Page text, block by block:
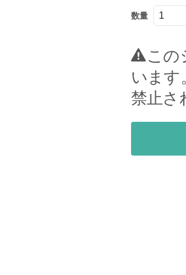
数量
この
います
禁止さ